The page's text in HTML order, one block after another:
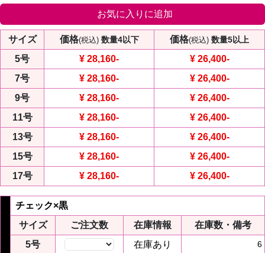
お気に入りに追加
サイズ 価格(税込) 数量4以下 価格(税込) 数量5以上
5号 ¥ 28,160- ¥ 26,400-
7号
¥ 28,160- ¥ 26,400-
9号
¥ 28,160- ¥ 26,400-
11号
¥ 28,160- ¥ 26,400-
13号
¥ 28,160- ¥ 26,400-
15号
¥ 28,160- ¥ 26,400-
17号
¥ 28,160- ¥ 26,400-
チェック×黒
サイズ
ご注文数 在庫情報
在庫数・備考
5号
在庫あり 6